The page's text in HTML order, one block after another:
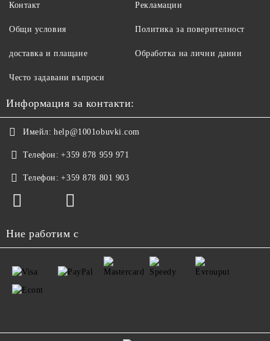
Контакт
Общи условия
доставка и плащане
Рекламации
Политика за поверителност
Обработка на лични данни
Често задавани въпроси
Информация за контакти:
Имейл: help@1001obuvki.com
Телефон: +359 878 959 971
Телефон: +359 878 801 903
Ние работим с